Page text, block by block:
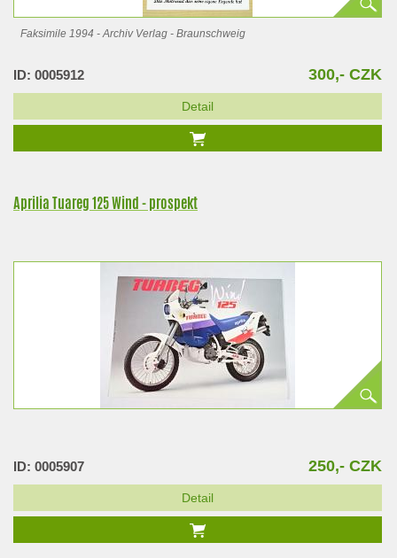
Faksimile 1994 - Archiv Verlag - Braunschweig
ID: 0005912 300,- CZK
Detail
Aprilia Tuareg 125 Wind - prospekt
ID: 0005907 250,- CZK
Detail